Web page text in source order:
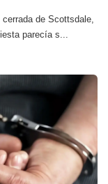
de Scottsdale,
parecía s...